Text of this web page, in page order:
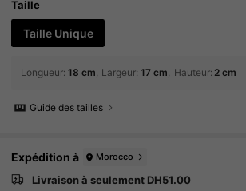
Taille
Taille Unique
Longueur: 18 cm Largeur: 17 cm Hauteur: 2 cm
Guide des tailles
Expédition à Morocco
Livraison à seulement DH51.00